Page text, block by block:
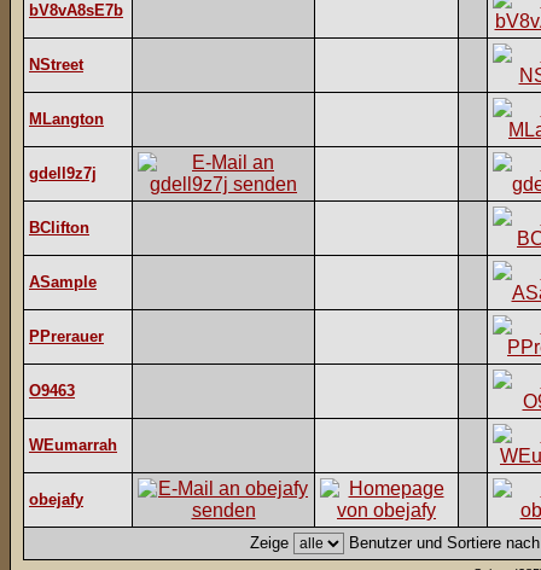
bV8vA8sE7b
NStreet
MLangton
gdell9z7j
BClifton
ASample
PPrerauer
O9463
WEumarrah
obejafy
Zeige Benutzer und Sortiere